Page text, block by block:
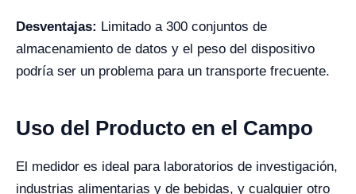
Desventajas: Limitado a 300 conjuntos de
almacenamiento de datos y el peso del dispositivo
podría ser un problema para un transporte frecuente.
Uso del Producto en el Campo
El medidor es ideal para laboratorios de investigación,
industrias alimentarias y de bebidas, y cualquier otro